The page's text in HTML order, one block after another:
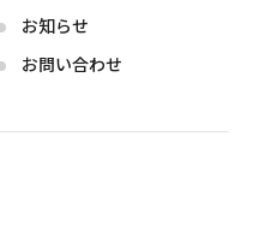
お知らせ
お問い合わせ